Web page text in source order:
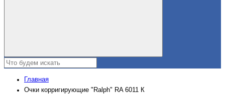
Главная
Очки корригирующие "Ralph" RA 6011 К